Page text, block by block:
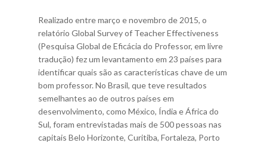
Realizado entre março e novembro de 2015, o
relatório Global Survey of Teacher Effectiveness
(Pesquisa Global de Eficácia do Professor, em livre
tradução) fez um levantamento em 23 países para
identificar quais são as características chave de um
bom professor. No Brasil, que teve resultados
semelhantes ao de outros países em
desenvolvimento, como México, Índia e África do
Sul, foram entrevistadas mais de 500 pessoas nas
capitais Belo Horizonte, Curitiba, Fortaleza, Porto